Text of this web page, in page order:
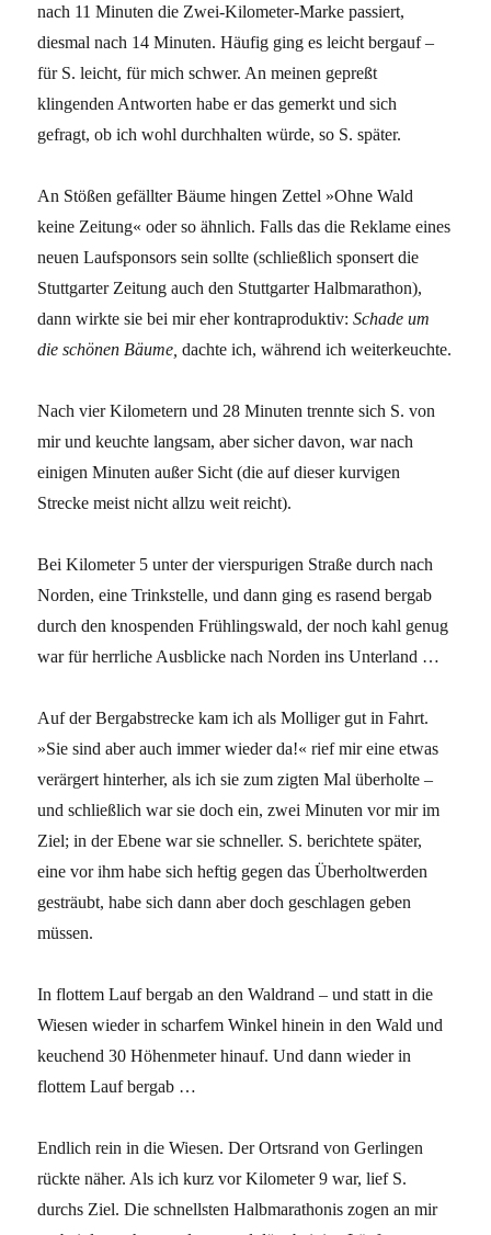
nach 11 Minuten die Zwei-Kilometer-Marke passiert,
diesmal nach 14 Minuten. Häufig ging es leicht bergauf –
für S. leicht, für mich schwer. An meinen gepreßt
klingenden Antworten habe er das gemerkt und sich
gefragt, ob ich wohl durchhalten würde, so S. später.
An Stößen gefällter Bäume hingen Zettel »Ohne Wald
keine Zeitung« oder so ähnlich. Falls das die Reklame eines
neuen Laufsponsors sein sollte (schließlich sponsert die
Stuttgarter Zeitung auch den Stuttgarter Halbmarathon),
dann wirkte sie bei mir eher kontraproduktiv:Schade um
die schönen Bäume, dachte ich, während ich weiterkeuchte.
Nach vier Kilometern und 28 Minuten trennte sich S. von
mir und keuchte langsam, aber sicher davon, war nach
einigen Minuten außer Sicht (die auf dieser kurvigen
Strecke meist nicht allzu weit reicht).
Bei Kilometer 5 unter der vierspurigen Straße durch nach
Norden, eine Trinkstelle, und dann ging es rasend bergab
durch den knospenden Frühlingswald, der noch kahl genug
war für herrliche Ausblicke nach Norden ins Unterland …
Auf der Bergabstrecke kam ich als Molliger gut in Fahrt.
»Sie sind aber auch immer wieder da!« rief mir eine etwas
verärgert hinterher, als ich sie zum zigten Mal überholte –
und schließlich war sie doch ein, zwei Minuten vor mir im
Ziel; in der Ebene war sie schneller. S. berichtete später,
eine vor ihm habe sich heftig gegen das Überholtwerden
gesträubt, habe sich dann aber doch geschlagen geben
müssen.
In flottem Lauf bergab an den Waldrand – und statt in die
Wiesen wieder in scharfem Winkel hinein in den Wald und
keuchend 30 Höhenmeter hinauf. Und dann wieder in
flottem Lauf bergab …
Endlich rein in die Wiesen. Der Ortsrand von Gerlingen
rückte näher. Als ich kurz vor Kilometer 9 war, lief S.
durchs Ziel. Die schnellsten Halbmarathonis zogen an mir